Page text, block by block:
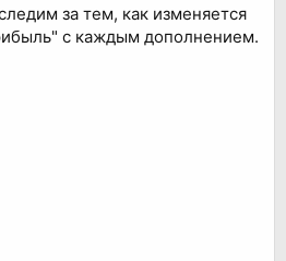
за тем, как изменяется
с каждым дополнением.